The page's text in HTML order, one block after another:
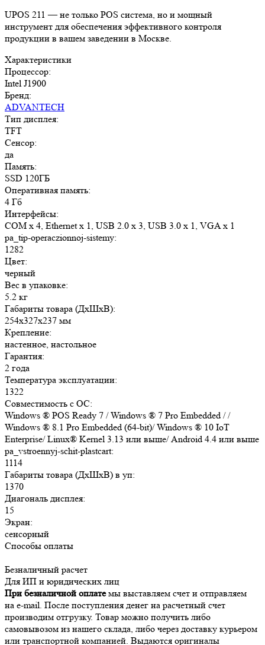
UPOS 211 — не только POS система, но и мощный
инструмент для обеспечения эффективного контроля
продукции в вашем заведении в Москве.
Характеристики
Процессор:
Intel J1900
Бренд:
ADVANTECH
Тип дисплея:
TFT
Сенсор:
да
Память:
SSD 120ГБ
Оперативная память:
4 Гб
Интерфейсы:
COM x 4, Ethernet x 1, USB 2.0 x 3, USB 3.0 x 1, VGA x 1
pa_tip-operaczionnoj-sistemy:
1282
Цвет:
черный
Вес в упаковке:
5.2 кг
Габариты товара (ДxШxВ):
254x327x237 мм
Крепление:
настенное, настольное
Гарантия:
2 года
Температура эксплуатации:
1322
Совместимость с ОС:
Windows ® POS Ready 7 / Windows ® 7 Pro Embedded / /
Windows ® 8.1 Pro Embedded (64-bit)/ Windows ® 10 IoT
Enterprise/ Linux® Kernel 3.13 или выше/ Android 4.4 или выше
pa_vstroennyj-schit-plastcart:
1114
Габариты товара (ДxШxВ) в уп:
1370
Диагональ дисплея:
15
Экран:
сенсорный
Способы оплаты
Безналичный расчет
Для ИП и юридических лиц
При безналичной оплатемы выставляем счет и отправляем
на e-mail. После поступления денег на расчетный счет
производим отгрузку. Товар можно получить либо
самовывозом из нашего склада, либо через доставку курьером
или транспортной компанией. Выдаются оригиналы